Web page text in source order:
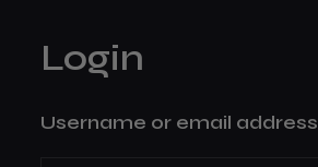
Login
Username or email address